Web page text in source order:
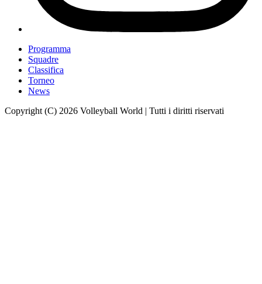
Programma
Squadre
Classifica
Torneo
News
Copyright (C) 2026 Volleyball World | Tutti i diritti riservati